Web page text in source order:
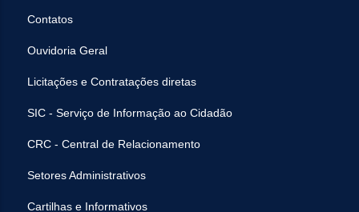
Contatos
Ouvidoria Geral
Licitações e Contratações diretas
SIC - Serviço de Informação ao Cidadão
CRC - Central de Relacionamento
Setores Administrativos
Cartilhas e Informativos